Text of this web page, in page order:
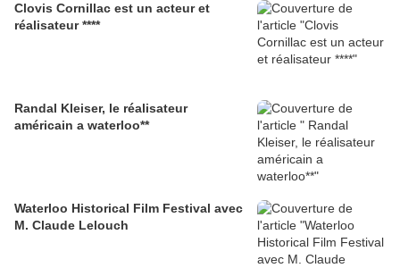
Clovis Cornillac est un acteur et
réalisateur ****
Randal Kleiser, le réalisateur
américain a waterloo**
Waterloo Historical Film Festival avec
M. Claude Lelouch